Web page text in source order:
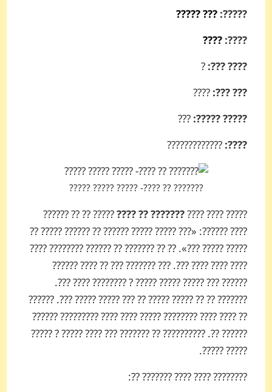
?????:
??? ?????
????:
????
???? ???:
?
??? ???:
????
????? ?????:
???
????:
?????????????
??????? ?? ????- ????? ????? ?????
????? ???? ????
??????? ?? ????
????? ?? ?? ??????
???? ??????: «??? ????? ????? ?????? ?? ?????? ????? ??
????? ????? ???». ?? ?? ??????? ?? ?????? ???????? ????
???? ???? ???? ???. ??? ??????? ??? ?? ???? ??????
?????? ??? ????? ????? ????? ? ???????? ???? ???.
??????? ?? ?? ????? ????? ?? ??? ????? ????? ???. ??????
?? ???? ???? ???????? ????? ???? ???? ????????? ??????
?????? ??. ?????????? ?? ??????? ??? ???? ????? ? ?????
????? ?????.
???????? ???? ???? ??????? ??: